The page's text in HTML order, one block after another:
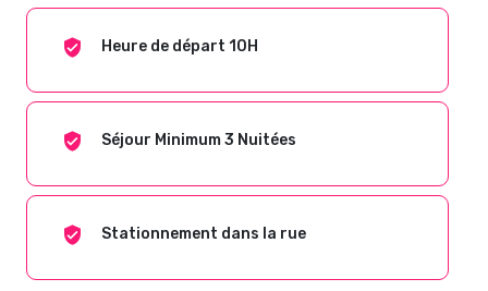
Heure de départ 10H
Séjour Minimum 3 Nuitées
Stationnement dans la rue